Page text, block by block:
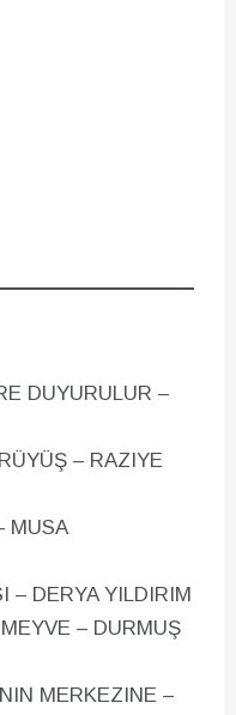
DUYURULUR –
– RAZIYE
MUSA
– DERYA YILDIRIM
– DURMUŞ
MERKEZINE –